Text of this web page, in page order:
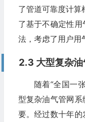
了管道可靠度计算
了基于不确定性
法，考虑了用户用
2.3 大型复杂
随着“全国一
型复杂油气管网
要。经过数十年